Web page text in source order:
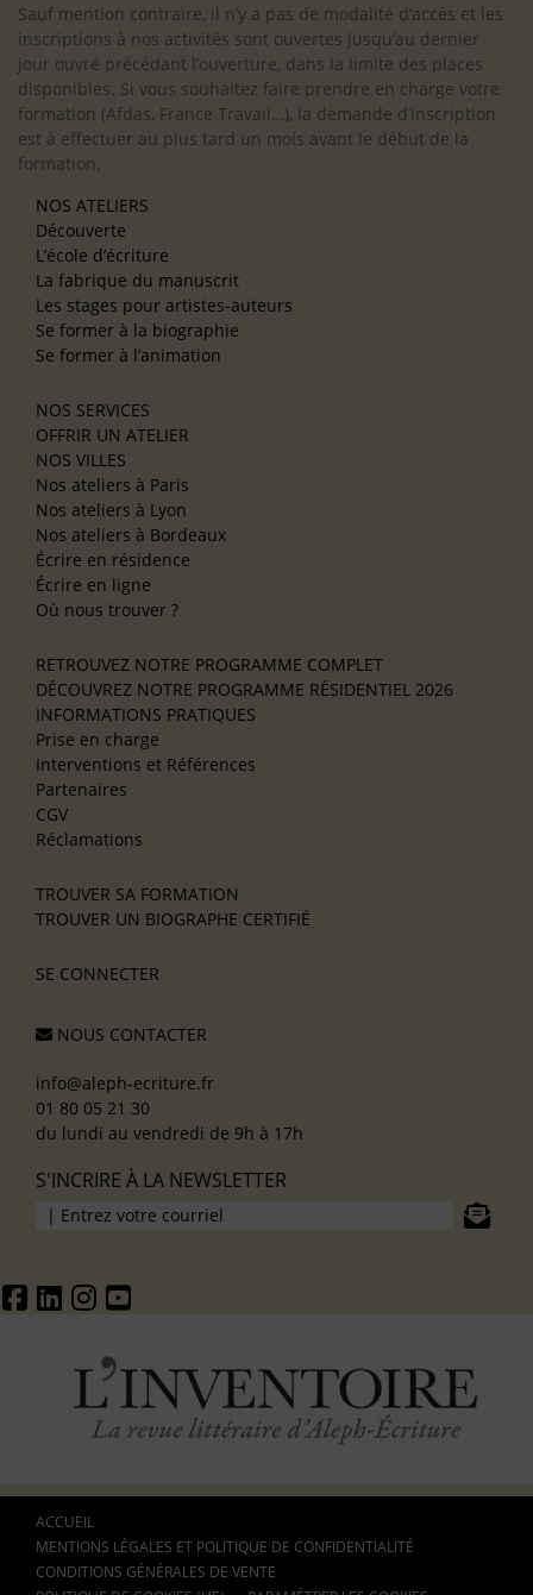
Sauf mention contraire, il n’y a pas de modalité d’accès et les
inscriptions à nos activités sont ouvertes jusqu’au dernier
jour ouvré précédant l’ouverture, dans la limite des places
disponibles. Si vous souhaitez faire prendre en charge votre
formation (Afdas, France Travail…), la demande d’inscription
est à effectuer au plus tard un mois avant le début de la
formation.
NOS ATELIERS
Découverte
L’école d’écriture
La fabrique du manuscrit
Les stages pour artistes-auteurs
Se former à la biographie
Se former à l’animation
NOS SERVICES
OFFRIR UN ATELIER
NOS VILLES
Nos ateliers à Paris
Nos ateliers à Lyon
Nos ateliers à Bordeaux
Écrire en résidence
Écrire en ligne
Où nous trouver ?
RETROUVEZ NOTRE PROGRAMME COMPLET
DÉCOUVREZ NOTRE PROGRAMME RÉSIDENTIEL 2026
INFORMATIONS PRATIQUES
Prise en charge
Interventions et Références
Partenaires
CGV
Réclamations
TROUVER SA FORMATION
TROUVER UN BIOGRAPHE CERTIFIÉ
SE CONNECTER
NOUS CONTACTER
info@aleph-ecriture.fr
01 80 05 21 30
du lundi au vendredi de 9h à 17h
S'INCRIRE À LA NEWSLETTER
ACCUEIL
MENTIONS LÉGALES ET POLITIQUE DE CONFIDENTIALITÉ
CONDITIONS GÉNÉRALES DE VENTE